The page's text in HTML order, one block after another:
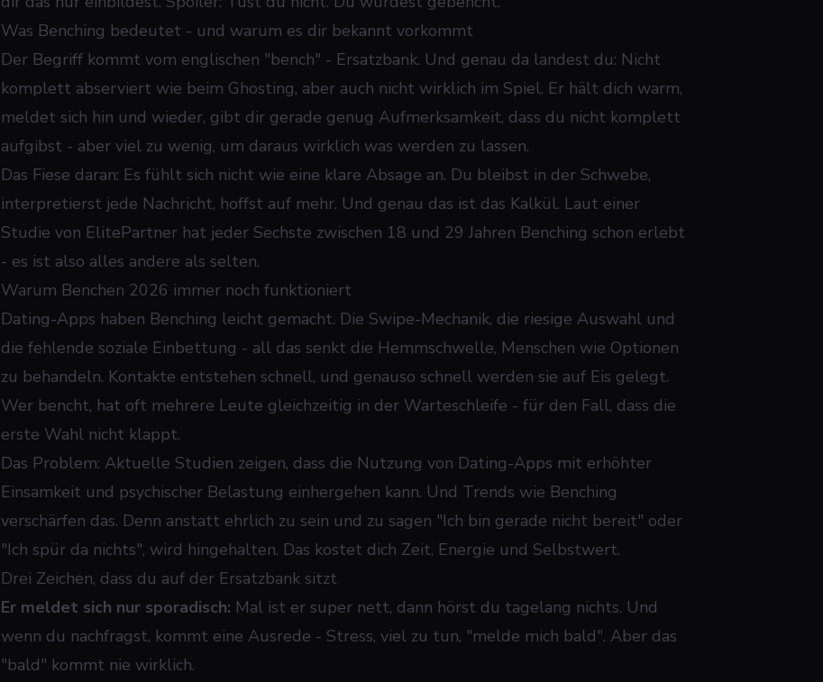
Was Benching bedeutet - und warum es dir bekannt vorkommt
Der Begriff kommt vom englischen "bench" - Ersatzbank. Und genau da landest du: Nicht
komplett abserviert wie beim Ghosting, aber auch nicht wirklich im Spiel. Er hält dich warm,
meldet sich hin und wieder, gibt dir gerade genug Aufmerksamkeit, dass du nicht komplett
aufgibst - aber viel zu wenig, um daraus wirklich was werden zu lassen.
Das Fiese daran: Es fühlt sich nicht wie eine klare Absage an. Du bleibst in der Schwebe,
interpretierst jede Nachricht, hoffst auf mehr. Und genau das ist das Kalkül. Laut einer
Studie von ElitePartner hat jeder Sechste zwischen 18 und 29 Jahren Benching schon erlebt
- es ist also alles andere als selten.
Warum Benchen 2026 immer noch funktioniert
Dating-Apps haben Benching leicht gemacht. Die Swipe-Mechanik, die riesige Auswahl und
die fehlende soziale Einbettung - all das senkt die Hemmschwelle, Menschen wie Optionen
zu behandeln. Kontakte entstehen schnell, und genauso schnell werden sie auf Eis gelegt.
Wer bencht, hat oft mehrere Leute gleichzeitig in der Warteschleife - für den Fall, dass die
erste Wahl nicht klappt.
Das Problem: Aktuelle Studien zeigen, dass die Nutzung von Dating-Apps mit erhöhter
Einsamkeit und psychischer Belastung einhergehen kann. Und Trends wie Benching
verschärfen das. Denn anstatt ehrlich zu sein und zu sagen "Ich bin gerade nicht bereit" oder
"Ich spür da nichts", wird hingehalten. Das kostet dich Zeit, Energie und Selbstwert.
Drei Zeichen, dass du auf der Ersatzbank sitzt
Er meldet sich nur sporadisch: Mal ist er super nett, dann hörst du tagelang nichts. Und
wenn du nachfragst, kommt eine Ausrede - Stress, viel zu tun, "melde mich bald". Aber das
"bald" kommt nie wirklich.